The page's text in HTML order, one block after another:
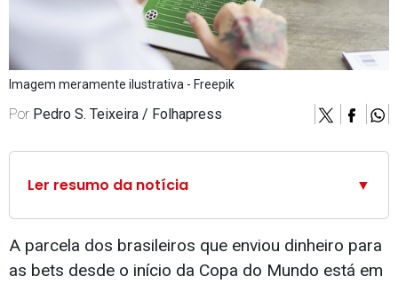
Imagem meramente ilustrativa - Freepik
Por Pedro S. Teixeira / Folhapress
Ler resumo da notícia ▼
A parcela dos brasileiros que enviou dinheiro para
as bets desde o início da Copa do Mundo está em